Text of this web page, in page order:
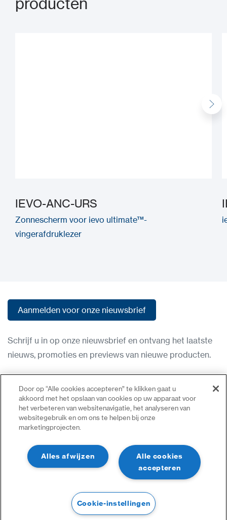
IEVO-ANC-URS
Zonnescherm voor ievo ultimate™-
vingerafdruklezer
Aanmelden voor onze nieuwsbrief
Schrijf u in op onze nieuwsbrief en ontvang het laatste
nieuws, promoties en previews van nieuwe producten.
Gebruiksvoorwaarden
Privacybeleid
Neem contact op
Inloggen
Sitemap
©2023 Alle Rechten Voorbehouden | CDVI
Door op “Alle cookies accepteren” te klikken gaat u
akkoord met het opslaan van cookies op uw apparaat voor
het verbeteren van websitenavigatie, het analyseren van
websitegebruik en om ons te helpen bij onze
marketingprojecten.
Alle cookies
accepteren
Alles afwijzen
Cookie-instellingen